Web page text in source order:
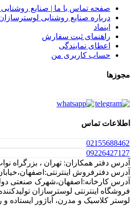
صفحه تماس با ما | صنایع
درباره صنایع روشنایی
اینماد
راهنمای ثبت سفارش
اعطای نمایندگی
حساب کاربری من
مجوزها
اطلاعات تماس
021 55688462
09226427127
آدرس دفتر همکاران: تهران ، بزرگراه
آدرس دفترفروش
آدرس کارخانه:اصفهان،شهرک صنعتی
فروشگاه اینترنتی لوسترسازان
لوستر کلاسیک و مدرن، آباژور ایستاده